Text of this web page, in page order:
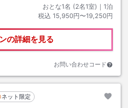
おとな1名 (2名1室)｜ 1泊
税込 15,950円〜19,250円
の詳細を見る
お問い合わせコード
ネット限定